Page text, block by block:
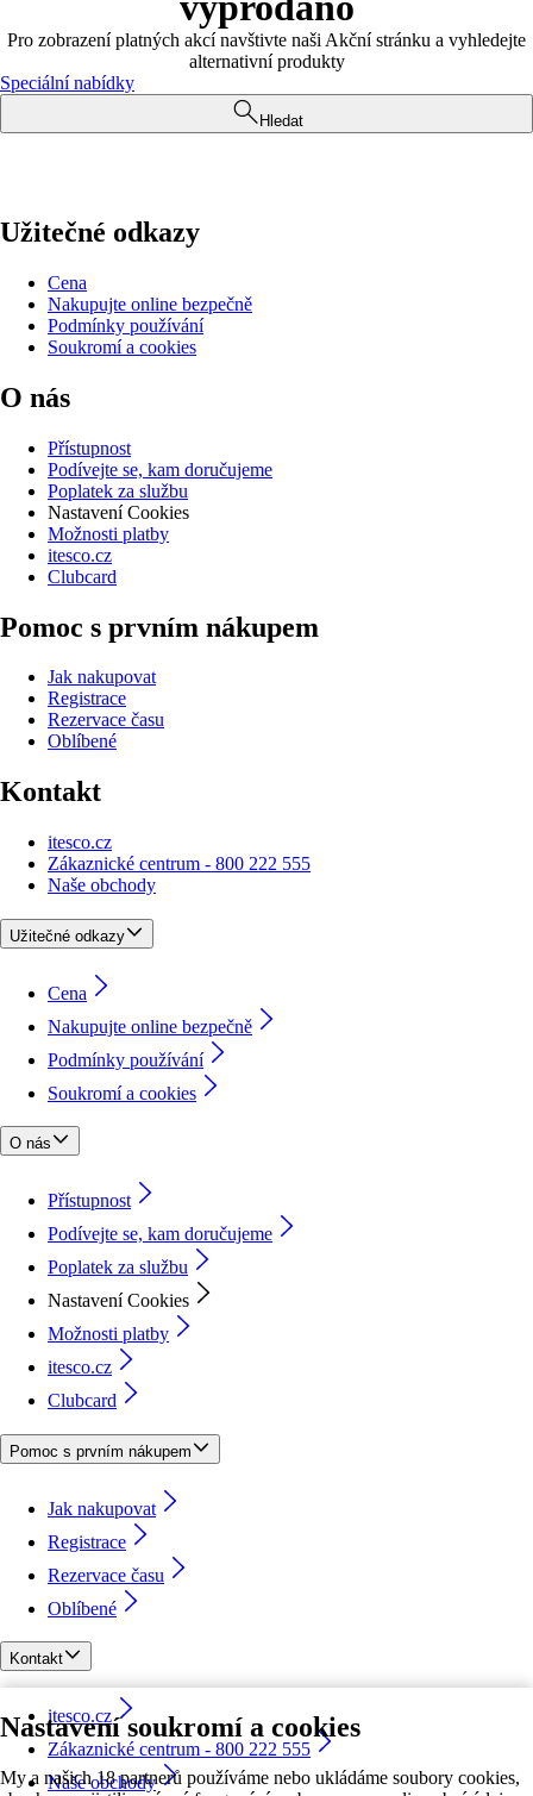
Nastavení soukromí a cookies
My a našich 18 partnerů používáme nebo ukládáme soubory cookies,
Pro zobrazení platných akcí navštivte naši Akční stránku a vyhledejte
alternativní produkty
Speciální nabídky
Hledat
Užitečné odkazy
Cena
Nakupujte online bezpečně
Podmínky používání
Soukromí a cookies
O nás
Přístupnost
Podívejte se, kam doručujeme
Poplatek za službu
Nastavení Cookies
Možnosti platby
itesco.cz
Clubcard
Pomoc s prvním nákupem
Jak nakupovat
Registrace
Rezervace času
Oblíbené
Kontakt
itesco.cz
Zákaznické centrum - 800 222 555
Naše obchody
Užitečné odkazy
Cena
Nakupujte online bezpečně
Podmínky používání
Soukromí a cookies
O nás
Přístupnost
Podívejte se, kam doručujeme
Poplatek za službu
Nastavení Cookies
Možnosti platby
itesco.cz
Clubcard
Pomoc s prvním nákupem
Jak nakupovat
Registrace
Rezervace času
Oblíbené
Kontakt
itesco.cz
Zákaznické centrum - 800 222 555
Naše obchody